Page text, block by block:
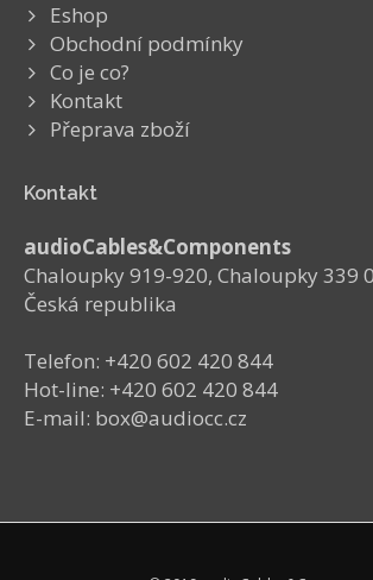
Eshop
Obchodní podmínky
Co je co?
Kontakt
Přeprava zboží
Kontakt
audioCables&Components
Chaloupky 919-920, Chaloupky 339
Česká republika
Telefon: +420 602 420 844
Hot-line: +420 602 420 844
E-mail: box@audiocc.cz